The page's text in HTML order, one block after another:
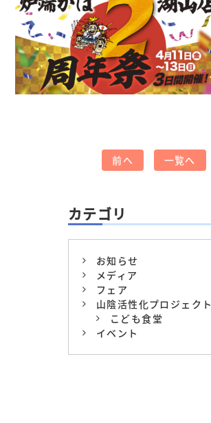
前へ 一覧へ
カテゴリ
お知らせ
メディア
フェア
山陰活性化プロジェクト
こども食堂
イベント